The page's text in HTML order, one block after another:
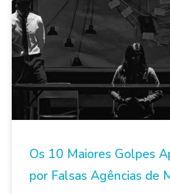
Os 10 Maiores Golpes
por Falsas Agências de